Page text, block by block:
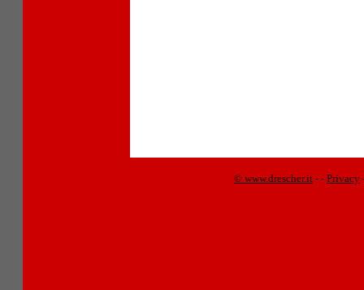
© www.drescher.it - - Privacy